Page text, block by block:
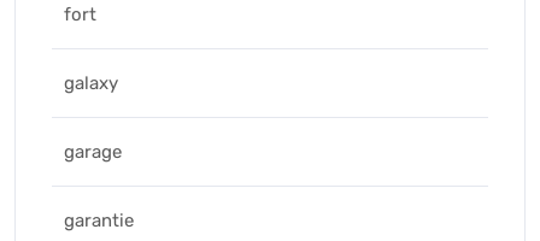
fort
galaxy
garage
garantie